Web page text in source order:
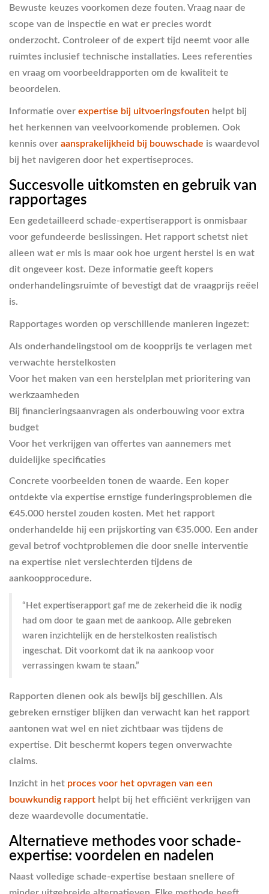
Bewuste keuzes voorkomen deze fouten. Vraag naar de
scope van de inspectie en wat er precies wordt
onderzocht. Controleer of de expert tijd neemt voor alle
ruimtes inclusief technische installaties. Lees referenties
en vraag om voorbeeldrapporten om de kwaliteit te
beoordelen.
Informatie over expertise bij uitvoeringsfouten helpt bij
het herkennen van veelvoorkomende problemen. Ook
kennis over aansprakelijkheid bij bouwschade is waardevol
bij het navigeren door het expertiseproces.
Succesvolle uitkomsten en gebruik van
rapportages
Een gedetailleerd schade-expertiserapport is onmisbaar
voor gefundeerde beslissingen. Het rapport schetst niet
alleen wat er mis is maar ook hoe urgent herstel is en wat
dit ongeveer kost. Deze informatie geeft kopers
onderhandelingsruimte of bevestigt dat de vraagprijs reëel
is.
Rapportages worden op verschillende manieren ingezet:
Als onderhandelingstool om de koopprijs te verlagen met
verwachte herstelkosten
Voor het maken van een herstelplan met prioritering van
werkzaamheden
Bij financieringsaanvragen als onderbouwing voor extra
budget
Voor het verkrijgen van offertes van aannemers met
duidelijke specificaties
Concrete voorbeelden tonen de waarde. Een koper
ontdekte via expertise ernstige funderingsproblemen die
€45.000 herstel zouden kosten. Met het rapport
onderhandelde hij een prijskorting van €35.000. Een ander
geval betrof vochtproblemen die door snelle interventie
na expertise niet verslechterden tijdens de
aankoopprocedure.
“Het expertiserapport gaf me de zekerheid die ik nodig
had om door te gaan met de aankoop. Alle gebreken
waren inzichtelijk en de herstelkosten realistisch
ingeschat. Dit voorkomt dat ik na aankoop voor
verrassingen kwam te staan.”
Rapporten dienen ook als bewijs bij geschillen. Als
gebreken ernstiger blijken dan verwacht kan het rapport
aantonen wat wel en niet zichtbaar was tijdens de
expertise. Dit beschermt kopers tegen onverwachte
claims.
Inzicht in het proces voor het opvragen van een
bouwkundig rapport helpt bij het efficiënt verkrijgen van
deze waardevolle documentatie.
Alternatieve methodes voor schade-
expertise: voordelen en nadelen
Naast volledige schade-expertise bestaan snellere of